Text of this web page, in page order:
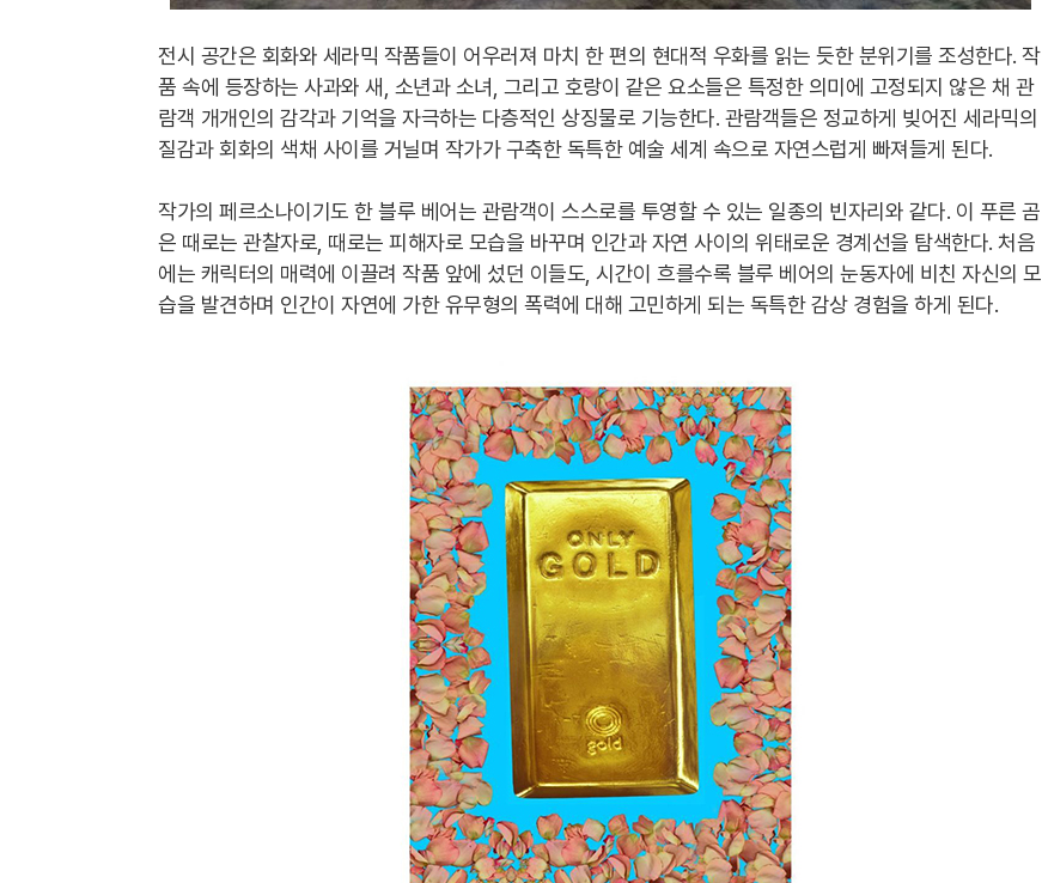
전시 공간은 회화와 세라믹 작품들이 어우러져 마치 한 편의 현대적 우화를 읽는 듯한 분위기를 조성한다. 작
품 속에 등장하는 사과와 새, 소년과 소녀, 그리고 호랑이 같은 요소들은 특정한 의미에 고정되지 않은 채 관
람객 개개인의 감각과 기억을 자극하는 다층적인 상징물로 기능한다. 관람객들은 정교하게 빚어진 세라믹의
질감과 회화의 색채 사이를 거닐며 작가가 구축한 독특한 예술 세계 속으로 자연스럽게 빠져들게 된다.
작가의 페르소나이기도 한 블루 베어는 관람객이 스스로를 투영할 수 있는 일종의 빈자리와 같다. 이 푸른 곰
은 때로는 관찰자로, 때로는 피해자로 모습을 바꾸며 인간과 자연 사이의 위태로운 경계선을 탐색한다. 처음
에는 캐릭터의 매력에 이끌려 작품 앞에 섰던 이들도, 시간이 흐를수록 블루 베어의 눈동자에 비친 자신의 모
습을 발견하며 인간이 자연에 가한 유무형의 폭력에 대해 고민하게 되는 독특한 감상 경험을 하게 된다.